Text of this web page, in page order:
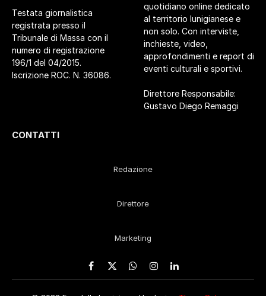
Testata giornalistica
registrata presso il
Tribunale di Massa con il
numero di registrazione
196/1 del 04/2015.
Iscrizione ROC. N. 36086.
quotidiano online dedicato
al territorio lunigianese e
non solo. Con interviste,
inchieste, video,
approfondimenti e report di
eventi culturali e sportivi.
Direttore Responsabile:
Gustavo Diego Remaggi
CONTATTI
Redazione
Direttore
Marketing
Facebook
X
WhatsApp
Instagram
LinkedIn